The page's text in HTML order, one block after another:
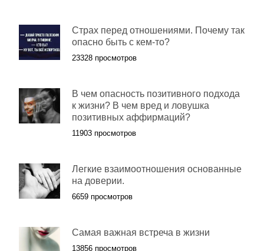
Страх перед отношениями. Почему так
опасно быть с кем-то?
23328 просмотров
В чем опасность позитивного подхода
к жизни? В чем вред и ловушка
позитивных аффирмаций?
11903 просмотров
Легкие взаимоотношения основанные
на доверии.
6659 просмотров
Самая важная встреча в жизни
13856 просмотров